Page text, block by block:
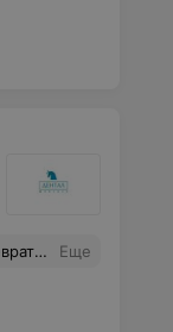
своего дела в Минске. Еще